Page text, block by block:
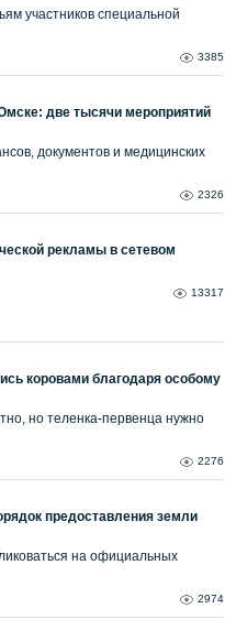
участников специальной
3385
две тысячи мероприятий
документов и медицинских
2326
рекламы в сетевом
13317
коровами благодаря особому
но теленка-первенца нужно
2276
предоставления земли
на официальных
2974